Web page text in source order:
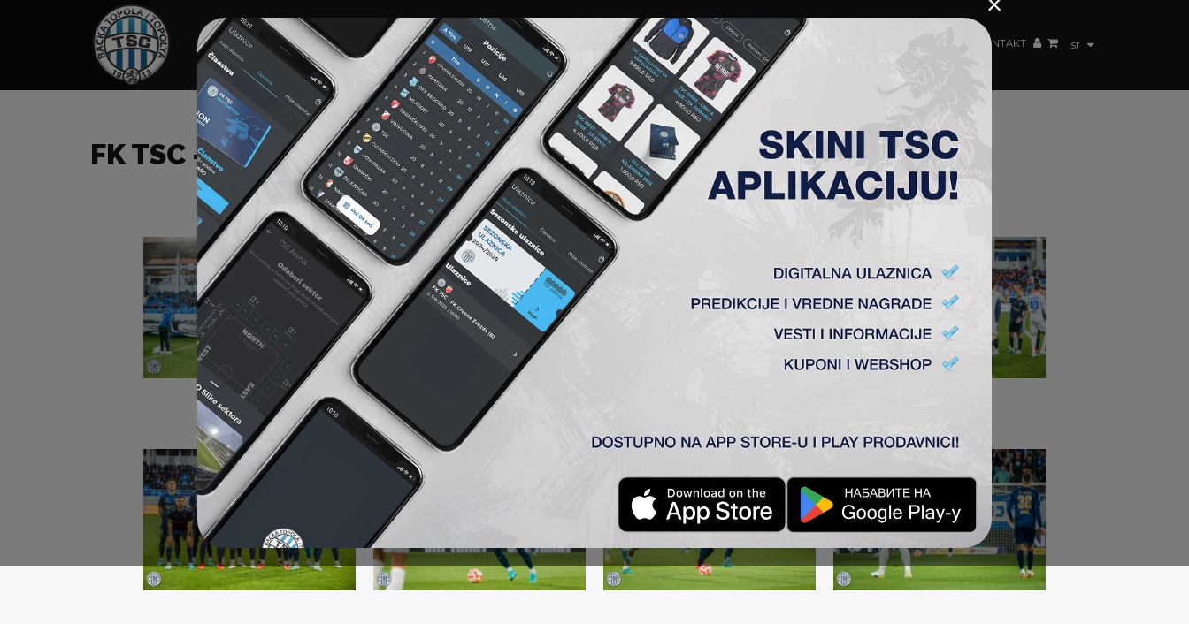
sr
HOME SPONZORI NEWS GALERIJE A TIM ČLANSTVO AKREDITACIJE KLUB AKADEMIJA ŽENSKI TIM KONTAKT
FK TSC – FK MLADOST (L)